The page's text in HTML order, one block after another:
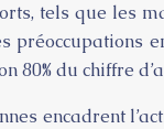
tels que les
80% du chiffre
encadrent